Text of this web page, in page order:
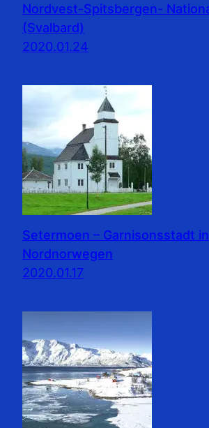
Nordvest-Spitsbergen-
(Svalbard)
2020.01.24
Setermoen – Garnisonsstadt in
Nordnorwegen
2020.01.17